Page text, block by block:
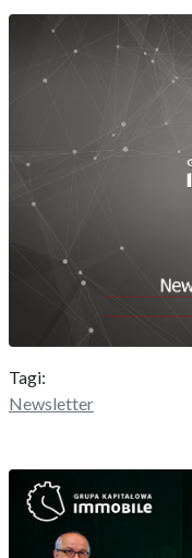
Tagi:
Newsletter